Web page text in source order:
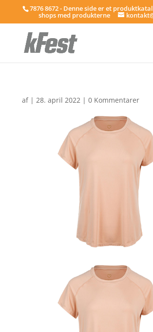
7876 8672 - Denne side er et
shops med produkterne
af | 28. april 2022| 0 Kommentarer